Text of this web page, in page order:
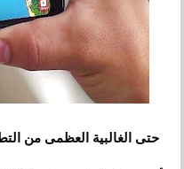
حتى الغالبية العظمى من